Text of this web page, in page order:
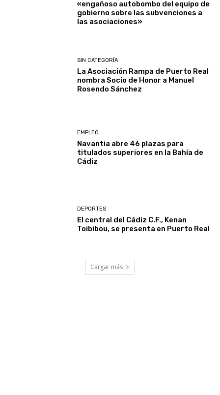
«engañoso autobombo del equipo de
gobierno sobre las subvenciones a
las asociaciones»
SIN CATEGORÍA
La Asociación Rampa de Puerto Real
nombra Socio de Honor a Manuel
Rosendo Sánchez
EMPLEO
Navantia abre 46 plazas para
titulados superiores en la Bahía de
Cádiz
DEPORTES
El central del Cádiz C.F., Kenan
Toibibou, se presenta en Puerto Real
Cargar más